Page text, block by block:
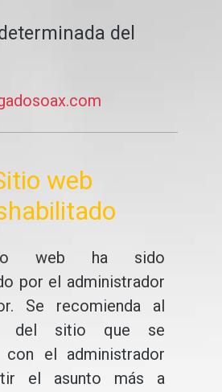
del
web
web ha sido
por el administrador
Se recomienda al
del sitio que se
con el administrador
el asunto más a